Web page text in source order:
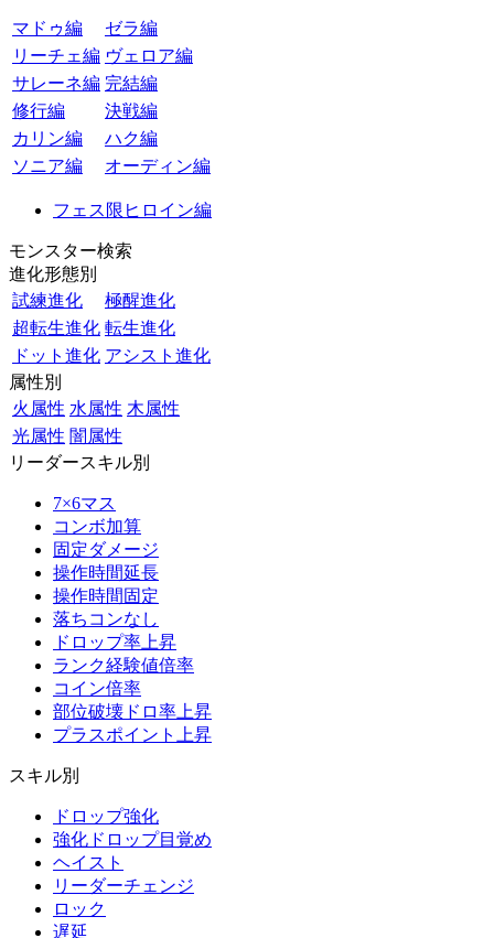
マドゥ編
ゼラ編
リーチェ編 ヴェロア編
サレーネ編 完結編
修行編
決戦編
カリン編
ハク編
ソニア編
オーディン編
フェス限ヒロイン編
モンスター検索
進化形態別
試練進化
極醒進化
超転生進化 転生進化
ドット進化 アシスト進化
属性別
火属性 水属性 木属性
光属性 闇属性
リーダースキル別
7×6マス
コンボ加算
固定ダメージ
操作時間延長
操作時間固定
落ちコンなし
ドロップ率上昇
ランク経験値倍率
コイン倍率
部位破壊ドロ率上昇
プラスポイント上昇
スキル別
ドロップ強化
強化ドロップ目覚め
ヘイスト
リーダーチェンジ
ロック
遅延